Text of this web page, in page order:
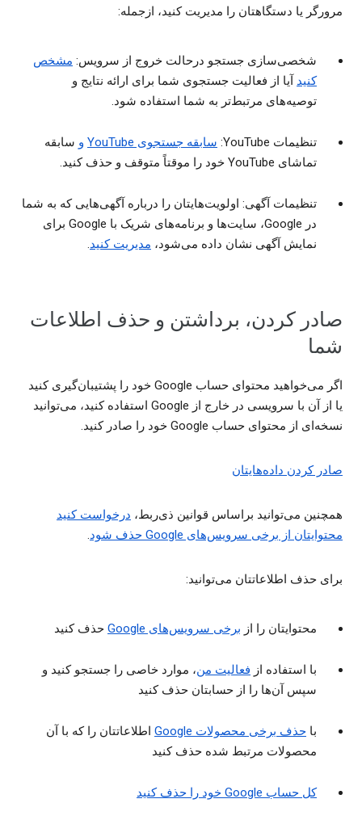
مرورگر یا دستگاهتان را مدیریت کنید، ازجمله:
شخصی‌سازی جستجو درحالت خروج از سرویس: مشخص
کنید آیا از فعالیت جستجوی شما برای ارائه نتایج و
توصیه‌های مرتبط‌تر به شما استفاده شود.
تنظیمات YouTube: سابقه جستجوی YouTube و سابقه
تماشای YouTube خود را موقتاً متوقف و حذف کنید.
تنظیمات آگهی: اولویت‌هایتان را درباره آگهی‌هایی که به شما
در Google، سایت‌ها و برنامه‌های شریک با Google برای
نمایش آگهی نشان داده می‌شود، مدیریت کنید.
صادر کردن، برداشتن و حذف اطلاعات
شما
اگر می‌خواهید محتوای حساب Google خود را پشتیبان‌گیری کنید
یا از آن با سرویسی در خارج از Google استفاده کنید، می‌توانید
نسخه‌ای از محتوای حساب Google خود را صادر کنید.
صادر کردن داده‌هایتان
همچنین می‌توانید براساس قوانین ذی‌ربط، درخواست کنید
محتوایتان از برخی سرویس‌های Google حذف شود
.
برای حذف اطلاعاتتان می‌توانید:
محتوایتان را از برخی سرویس‌های Google حذف کنید
با استفاده از فعالیت من، موارد خاصی را جستجو کنید و
سپس آن‌ها را از حسابتان حذف کنید
با حذف برخی محصولات Google
اطلاعاتتان را که با آن
محصولات مرتبط شده حذف کنید
کل حساب Google خود را حذف کنید